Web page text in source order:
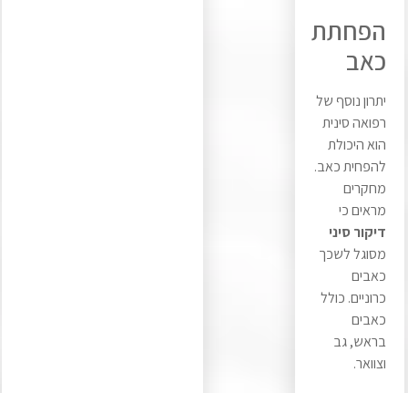
הפחתת
כאב
יתרון נוסף של
רפואה סינית
הוא היכולת
להפחית כאב.
מחקרים
מראים כי
דיקור סיני
מסוגל לשכך
כאבים
כרוניים. כולל
כאבים
בראש, גב
וצוואר.